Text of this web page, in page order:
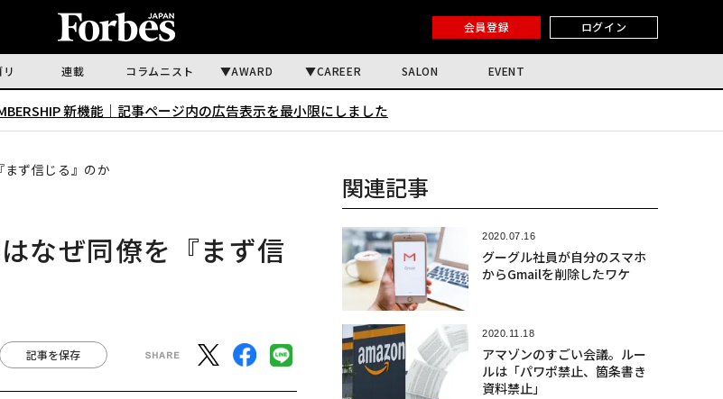
会員登録 ログイン
連載 コラムニスト AWARD CAREER SALON EVENT
新機能｜ 記事ページ内の広告表示を最小限にしました
まず信じる』のか
なぜ同僚を『まず信
記事を保存
関連記事
2020.07.16
グーグル社員が自分のスマホ
からGmailを削除したワケ
2020.11.18
アマゾンのすごい会議。ルー
ルは「パワポ禁止、箇条書き
資料禁止」